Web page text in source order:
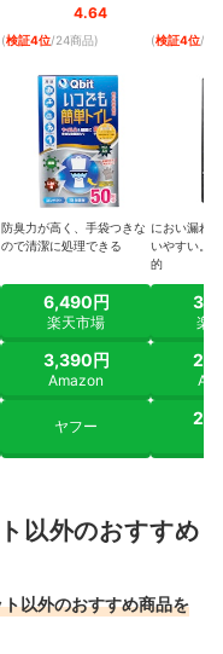
4.64
(検証4位/24商品)
防臭力が高く、手袋つきな
ので清潔に処理できる
6,490円
楽天市場
3,390円
Amazon
ヤフー
(検証4位/24
におい漏れ
いやすい。
的
楽
以外のおすすめ
以外のおすすめ商品を